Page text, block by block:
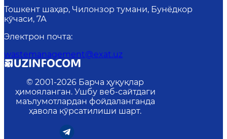
Тошкент шаҳар, Чилонзор тумани, Бунёдкор
кўчаси, 7А
Электрон почта:
wastemanagement@exat.uz
© 2001-2026 Барча ҳуқуқлар
ҳимояланган. Ушбу веб-сайтдаги
маълумотлардан фойдаланганда
ҳавола кўрсатилиши шарт.